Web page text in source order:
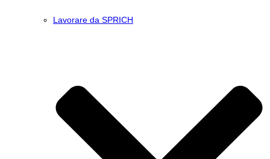
Lavorare da SPRICH